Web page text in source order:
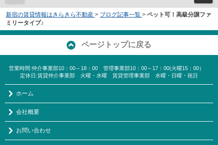
新宿の賃貸情報はきらきら不動産 > ブログ記事一覧 > ペット可！高級分譲ファ
ミリータイプ♪
ページトップに戻る
営業時間:仲介事業部10：00～18：00 管理事業部10：00～17：00(火曜15：00）
定休日:賃貸仲介事業部 火曜・水曜 賃貸管理事業部 水曜・日曜・祝日
ホーム
会社概要
お問い合わせ